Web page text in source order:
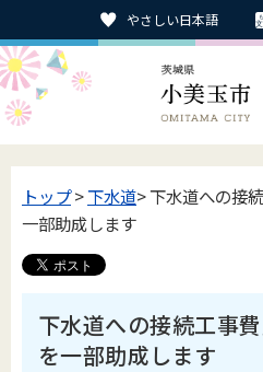
やさしい日本語
トップ>下水道> 下水道への接
一部助成します
下水道への接続工事
を一部助成します